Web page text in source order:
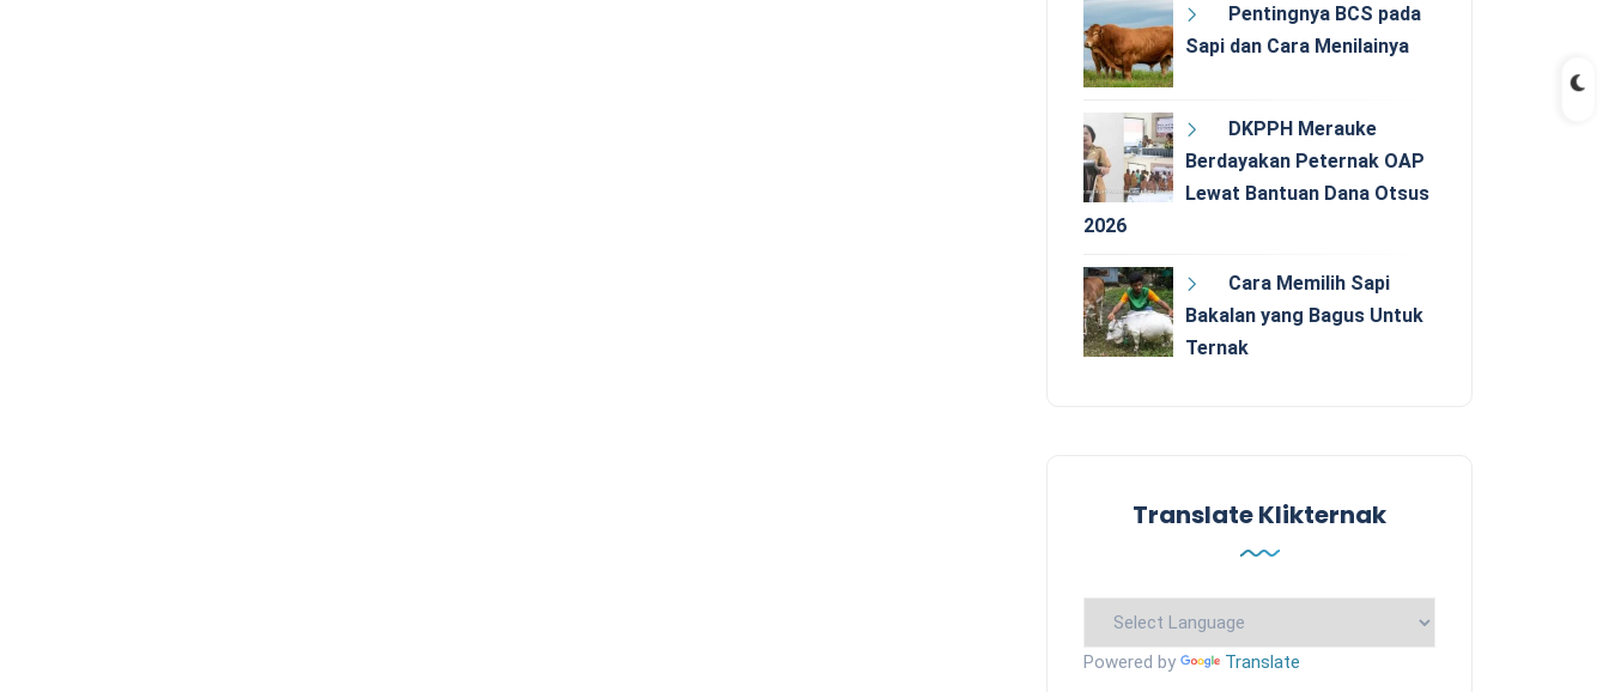
Pentingnya BCS pada
Sapi dan Cara Menilainya
DKPPH Merauke
Berdayakan Peternak OAP
Lewat Bantuan Dana Otsus
2026
Cara Memilih Sapi
Bakalan yang Bagus Untuk
Ternak
Translate Klikternak
Powered by Translate